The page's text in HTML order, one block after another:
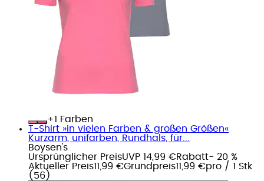
+
Farben
T-Shirt »in vielen Farben & großen Größen«
Kurzarm, unifarben, Rundhals, für...
Boysen's
Ursprünglicher PreisUVP 14,99 €Rabatt- 20 %
Aktueller Preis11,99 €Grundpreis11,99 €pro / 1 Stk
( 56 )